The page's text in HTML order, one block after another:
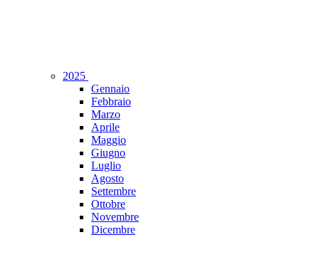
2025
Gennaio
Febbraio
Marzo
Aprile
Maggio
Giugno
Luglio
Agosto
Settembre
Ottobre
Novembre
Dicembre